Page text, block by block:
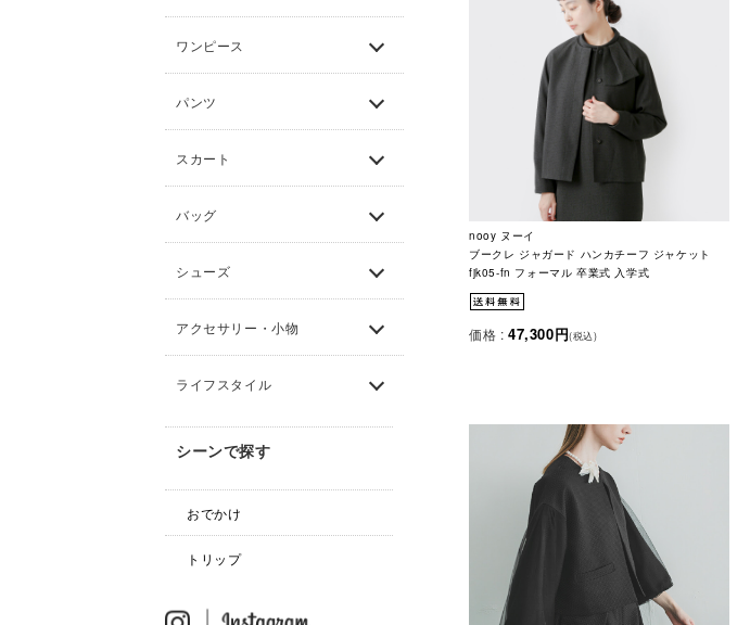
ワンピース
パンツ
スカート
バッグ
シューズ
アクセサリー・小物
ライフスタイル
シーンで探す
おでかけ
トリップ
nooy ヌーイ
ブークレ ジャガード ハンカチーフ ジャケット
fjk05-fn フォーマル 卒業式 入学式
価格 : 47,300円(税込)